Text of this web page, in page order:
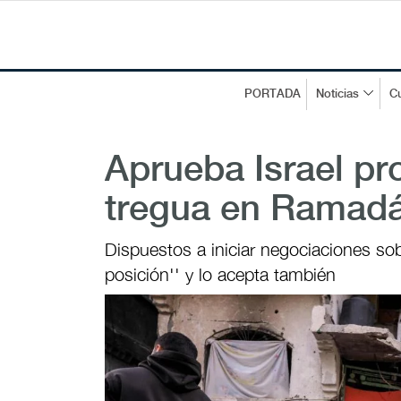
PORTADA Noticias
Aprueba Israel
tregua en
Dispuestos a iniciar negociaciones
posición'' y lo acepta también